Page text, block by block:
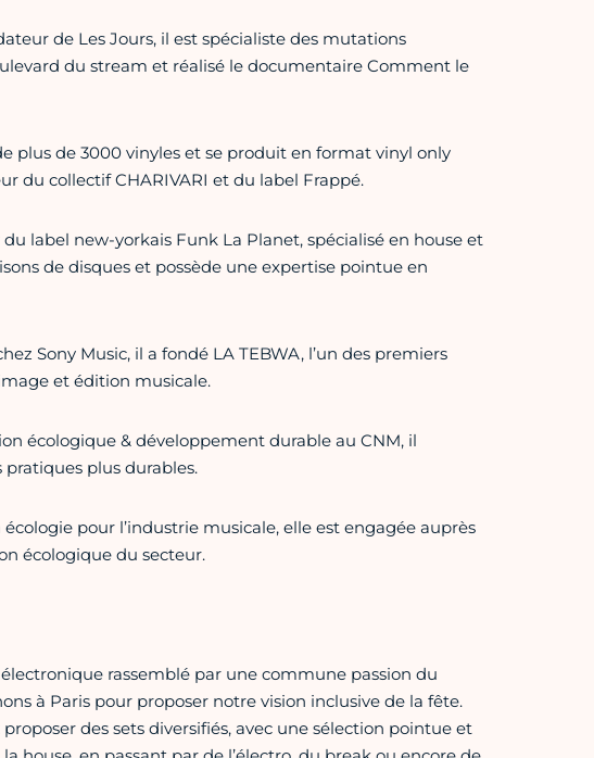
de Les Jours, il est spécialiste des mutations
du stream et réalisé le documentaire Comment le
plus de 3000 vinyles et se produit en format vinyl only
du collectif CHARIVARI et du label Frappé.
label new-yorkais Funk La Planet, spécialisé en house et
de disques et possède une expertise pointue en
Sony Music, il a fondé LA TEBWA, l’un des premiers
et édition musicale.
écologique & développement durable au CNM, il
plus durables.
pour l’industrie musicale, elle est engagée auprès
écologique du secteur.
rassemblé par une commune passion du
à Paris pour proposer notre vision inclusive de la fête.
des sets diversifiés, avec une sélection pointue et